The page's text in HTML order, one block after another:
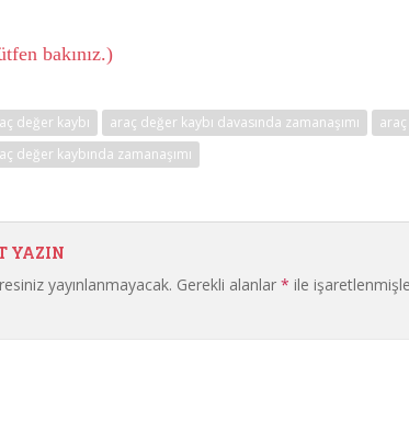
Hukuk
bakınız.)
değer kaybı araç değer kaybı davasında zamanaşımı
değer kaybında zamanaşımı
YAZIN
yayınlanmayacak. Gerekli alanlar * ile